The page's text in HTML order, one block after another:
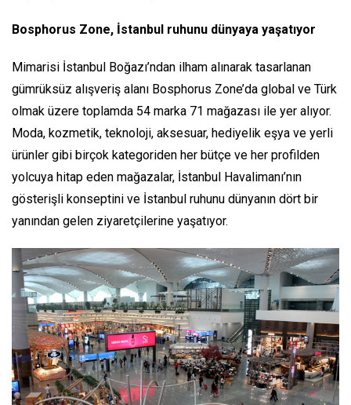
Bosphorus Zone, İstanbul ruhunu dünyaya yaşatıyor
Mimarisi İstanbul Boğazı’ndan ilham alınarak tasarlanan
gümrüksüz alışveriş alanı Bosphorus Zone’da global ve Türk
olmak üzere toplamda 54 marka 71 mağazası ile yer alıyor.
Moda, kozmetik, teknoloji, aksesuar, hediyelik eşya ve yerli
ürünler gibi birçok kategoriden her bütçe ve her profilden
yolcuya hitap eden mağazalar, İstanbul Havalimanı’nın
gösterişli konseptini ve İstanbul ruhunu dünyanın dört bir
yanından gelen ziyaretçilerine yaşatıyor.